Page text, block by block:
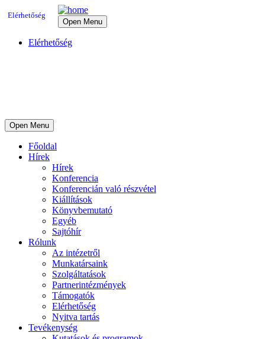
Elérhetőség
Open Menu
Elérhetőség
Open Menu
Főoldal
Hírek
Hírek
Konferencia
Konferencián való részvétel
Kiállítások
Könyvbemutató
Egyéb
Sajtóhír
Rólunk
Az intézetről
Munkatársaink
Szolgáltatások
Partnerintézmények
Támogatók
Elérhetőség
Nyitva tartás
Tevékenység